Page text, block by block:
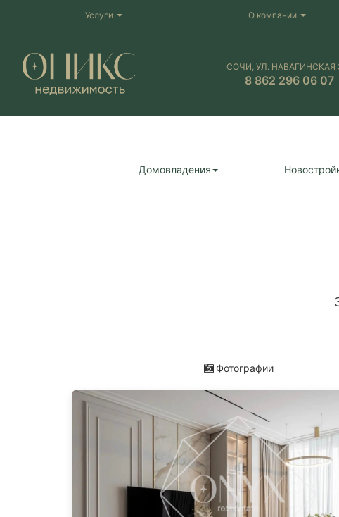
Услуги О компании
СОЧИ, УЛ. НАВАГИНСКАЯ
8 862 296 06 07
Домовладения
Фотографии